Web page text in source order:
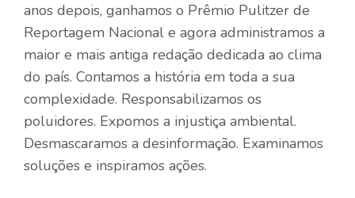
anos depois, ganhamos o Prêmio Pulitzer de
Reportagem Nacional e agora administramos a
maior e mais antiga redação dedicada ao clima
do país. Contamos a história em toda a sua
complexidade. Responsabilizamos os
poluidores. Expomos a injustiça ambiental.
Desmascaramos a desinformação. Examinamos
soluções e inspiramos ações.